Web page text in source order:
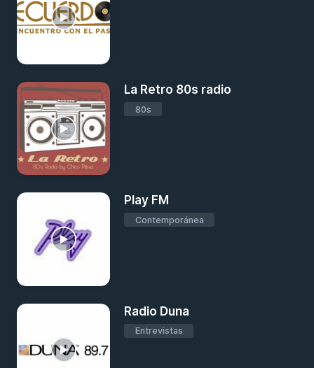
La Retro 80s radio
80s
Play FM
Contemporánea
Radio Duna
Entrevistas